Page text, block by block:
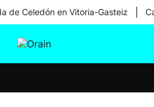
de Celedón en Vitoria-Gasteiz